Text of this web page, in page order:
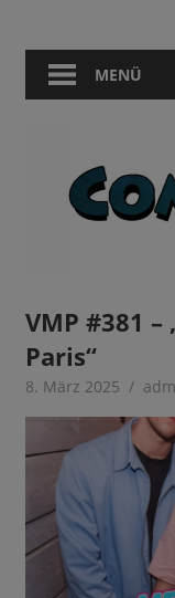
springen
Berlin
MENÜ
VMP #381
Paris“
8. März 2025